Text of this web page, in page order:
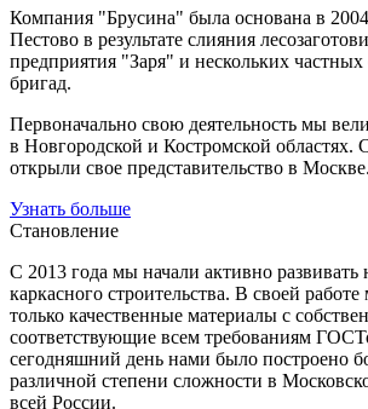
Компания "Брусина" была основана в
Пестово в результате слияния
предприятия "Заря" и нескольких
бригад.
Первоначально свою деятельность мы
в Новгородской и Костромской областях.
открыли свое представительство в Москве.
Узнать больше
Становление
С 2013 года мы начали активно развивать
каркасного строительства. В своей
только качественные материалы с
соответствующие всем требованиям
сегодняшний день нами было построено
различной степени сложности в
всей России.